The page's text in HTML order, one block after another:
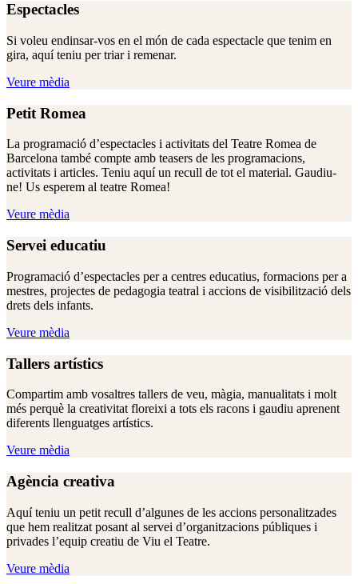
Espectacles
Si voleu endinsar-vos en el món de cada espectacle que tenim en
gira, aquí teniu per triar i remenar.
Veure mèdia
Petit Romea
La programació d’espectacles i activitats del Teatre Romea de
Barcelona també compte amb teasers de les programacions,
activitats i articles. Teniu aquí un recull de tot el material. Gaudiu-
ne! Us esperem al teatre Romea!
Veure mèdia
Servei educatiu
Programació d’espectacles per a centres educatius, formacions per a
mestres, projectes de pedagogia teatral i accions de visibilització dels
drets dels infants.
Veure mèdia
Tallers artístics
Compartim amb vosaltres tallers de veu, màgia, manualitats i molt
més perquè la creativitat floreixi a tots els racons i gaudiu aprenent
diferents llenguatges artístics.
Veure mèdia
Agència creativa
Aquí teniu un petit recull d’algunes de les accions personalitzades
que hem realitzat posant al servei d’organitzacions públiques i
privades l’equip creatiu de Viu el Teatre.
Veure mèdia